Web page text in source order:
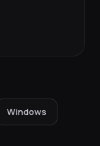
Windows